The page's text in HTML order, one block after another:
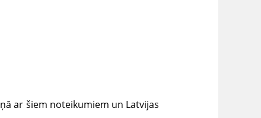
ar šiem noteikumiem un Latvijas